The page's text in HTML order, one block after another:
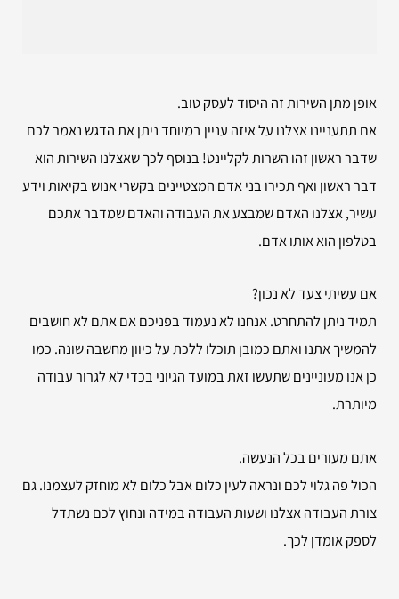
אופן מתן השירות זה היסוד לעסק טוב.
אם תתעניינו אצלנו על איזה עניין במיוחד ניתן את הדגש נאמר לכם
שדבר ראשון זהו השרות לקליינט! בנוסף לכך שאצלנו השירות הוא
דבר ראשון ואף תכירו בני אדם המצטיינים בקשרי אנוש בקיאות וידע
עשיר, אצלנו האדם שמבצע את העבודה והאדם שמדבר אתכם
בטלפון הוא אותו אדם.
אם עשיתי צעד לא נכון?
תמיד ניתן להתחרט. אנחנו לא נעמוד בפניכם אם אתם לא חושבים
להמשיך אתנו ואתם כמובן תוכלו ללכת על כיוון מחשבה שונה. כמו
כן אנו מעוניינים שתעשו זאת במועד הגיוני בכדי לא לגרור עבודה
מיותרת.
אתם מעורים בכל הנעשה.
הכול פה גלוי לכם ונראה לעין כלום אבל כלום לא מוחזק לעצמנו. גם
צורת העבודה אצלנו ושעות העבודה במידה ונחוץ לכם נשתדל
לספק אומדן לכך.